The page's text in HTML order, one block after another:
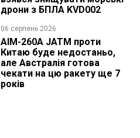
дрони з БПЛА KVD002
06 серпень 2026
AIM-260A JATM проти
Китаю буде недостаньо,
але Австралія готова
чекати на цю ракету ще 7
років